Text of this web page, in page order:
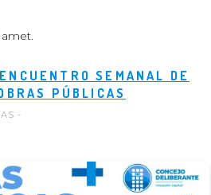
SEMANAL DE
PÚBLICAS
-